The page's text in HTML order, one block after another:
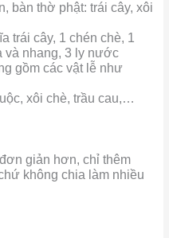
bàn thờ phật: trái cây, xôi
trái cây, 1 chén chè, 1
và nhang, 3 ly nước
gồm các vật lễ như
xôi chè, trầu cau,…
giản hơn, chỉ thêm
không chia làm nhiều